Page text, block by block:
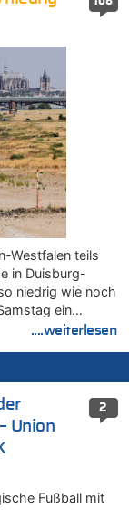
Westfalen teils
in Duisburg-
niedrig wie noch
ein…
....weiterlesen
2
Union
Fußball mit